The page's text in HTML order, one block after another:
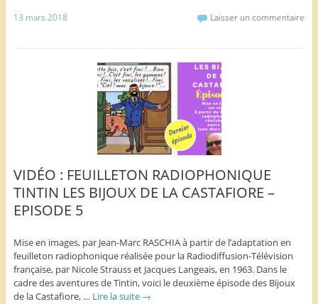
13 mars 2018 Laisser un commentaire
VIDÉO : FEUILLETON RADIOPHONIQUE
TINTIN LES BIJOUX DE LA CASTAFIORE –
EPISODE 5
Mise en images, par Jean-Marc RASCHIA à partir de l’adaptation en
feuilleton radiophonique réalisée pour la Radiodiffusion-Télévision
française, par Nicole Strauss et Jacques Langeais, en 1963. Dans le
cadre des aventures de Tintin, voici le deuxième épisode des Bijoux
de la Castafiore, … Lire la suite →